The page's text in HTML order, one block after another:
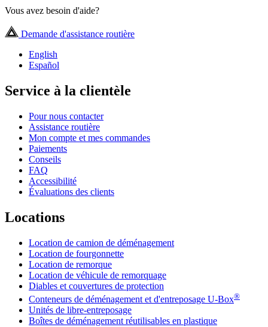
Vous avez besoin d'aide?
Demande d'assistance routière
English
Español
Service à la clientèle
Pour nous contacter
Assistance routière
Mon compte et mes commandes
Paiements
Conseils
FAQ
Accessibilité
Évaluations des clients
Locations
Location de camion de déménagement
Location de fourgonnette
Location de remorque
Location de véhicule de remorquage
Diables et couvertures de protection
Conteneurs de déménagement et d'entreposage U-Box®
Unités de libre-entreposage
Boîtes de déménagement réutilisables en plastique